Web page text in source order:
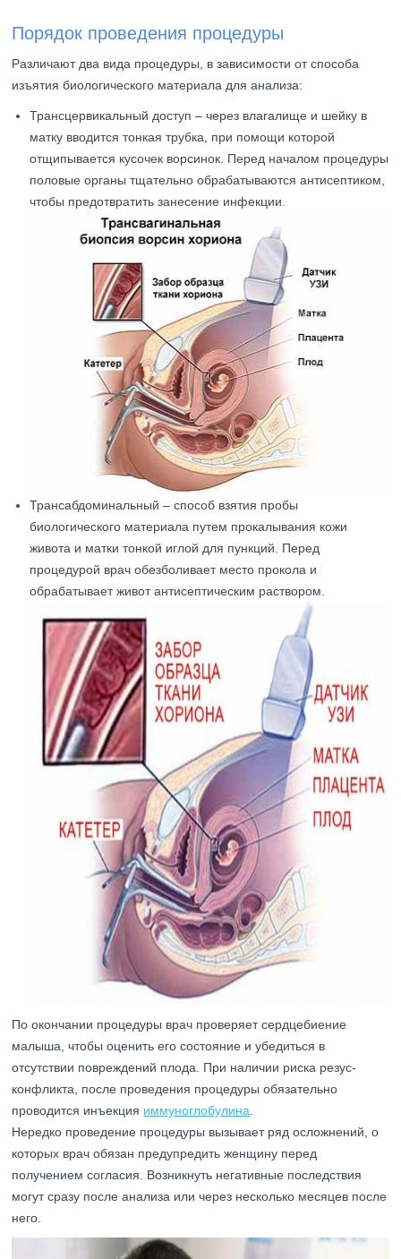
Порядок проведения процедуры
Различают два вида процедуры, в зависимости от способа
изъятия биологического материала для анализа:
Трансцервикальный доступ – через влагалище и шейку в
матку вводится тонкая трубка, при помощи которой
отщипывается кусочек ворсинок. Перед началом процедуры
половые органы тщательно обрабатываются антисептиком,
чтобы предотвратить занесение инфекции.
Трансабдоминальный – способ взятия пробы
биологического материала путем прокалывания кожи
живота и матки тонкой иглой для пункций. Перед
процедурой врач обезболивает место прокола и
обрабатывает живот антисептическим раствором.
По окончании процедуры врач проверяет сердцебиение
малыша, чтобы оценить его состояние и убедиться в
отсутствии повреждений плода. При наличии риска резус-
конфликта, после проведения процедуры обязательно
проводится инъекция иммуноглобулина
Нередко проведение процедуры вызывает ряд осложнений, о
которых врач обязан предупредить женщину перед
получением согласия. Возникнуть негативные последствия
могут сразу после анализа или через несколько месяцев после
него.